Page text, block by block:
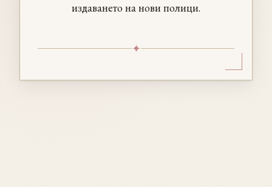
издаването на нови полици.
✦